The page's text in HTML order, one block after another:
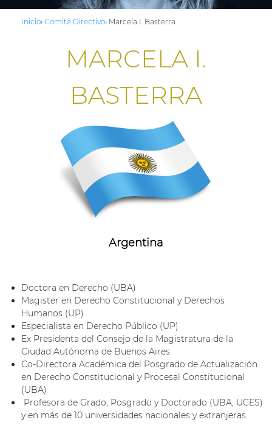
Inicio› Comité Directivo› Marcela I. Basterra
MARCELA I.
BASTERRA
Argentina
Doctora en Derecho (UBA)
Magister en Derecho Constitucional y Derechos
Humanos (UP)
Especialista en Derecho Público (UP)
Ex Presidenta del Consejo de la Magistratura de la
Ciudad Autónoma de Buenos Aires.
Co-Directora Académica del Posgrado de Actualización
en Derecho Constitucional y Procesal Constitucional
(UBA)
Profesora de Grado, Posgrado y Doctorado (UBA, UCES)
y en más de 10 universidades nacionales y extranjeras.